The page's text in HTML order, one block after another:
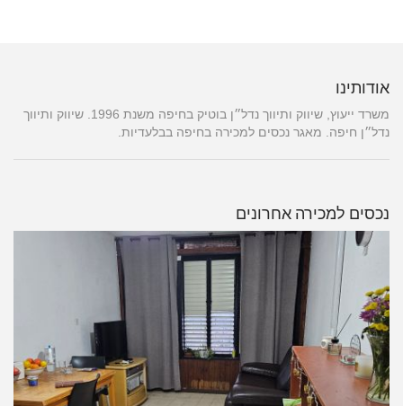
אודותינו
משרד ייעוץ, שיווק ותיווך נדל״ן בוטיק בחיפה משנת 1996. שיווק ותיווך
נדל״ן חיפה. מאגר נכסים למכירה בחיפה בבלעדיות.
נכסים למכירה אחרונים